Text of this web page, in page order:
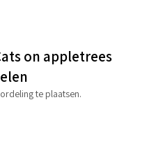
on appletrees
te plaatsen.